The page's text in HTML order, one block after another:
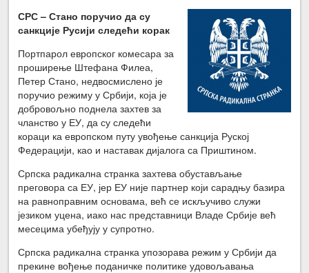
СРС – Стано поручио да су
санкције Русији следећи корак
Портпарол европског комесара за
проширење Штефана Филеа,
Петер Стано, недвосмислено је
поручио режиму у Србији, која је
добровољно поднела захтев за
чланство у ЕУ, да су следећи
кораци ка европском путу увођење санкција Руској
Федерацији, као и наставак дијалога са Приштином.
Српска радикална странка захтева обустављање
преговора са ЕУ, јер ЕУ није партнер који сарадњу базира
на равноправним основама, већ се искључиво служи
језиком уцена, иако нас представници Владе Србије већ
месецима убеђују у супротно.
Српска радикална странка упозорава режим у Србији да
прекине вођење поданичке политике удовољавања